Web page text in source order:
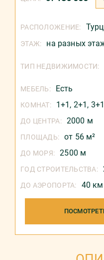
РАСПОЛОЖЕНИЕ:
ЭТАЖ: на разных
ТИП НЕДВИЖИМОСТИ:
МЕБЕЛЬ: Есть
КОМНАТ: 1+1, 2+1, 3+1
ДО ЦЕНТРА: 2000 м
ПЛОЩАДЬ: от 56 м²
ДО МОРЯ: 2500 м
ГОД СТРОИТЕЛЬСТВА:
ДО АЭРОПОРТА: 40 км